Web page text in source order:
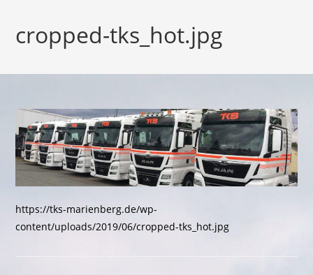
cropped-tks_hot.jpg
https://tks-marienberg.de/wp-
content/uploads/2019/06/cropped-tks_hot.jpg